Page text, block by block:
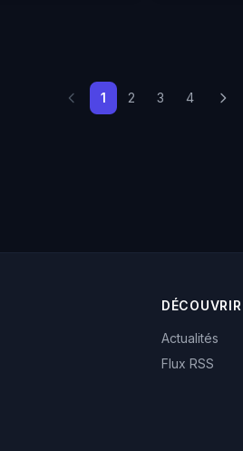
1 2 3 4
DÉCOUVRIR
Actualités
Flux RSS